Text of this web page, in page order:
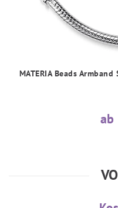
MATERIA Beads